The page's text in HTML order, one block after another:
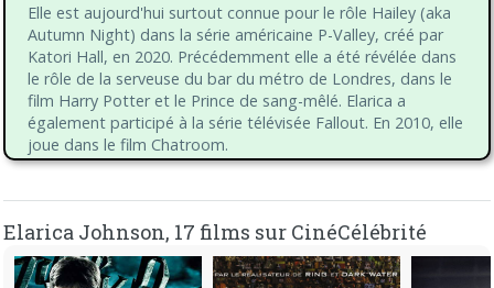
Elle est aujourd'hui surtout connue pour le rôle Hailey (aka
Autumn Night) dans la série américaine P-Valley, créé par
Katori Hall, en 2020. Précédemment elle a été révélée dans
le rôle de la serveuse du bar du métro de Londres, dans le
film Harry Potter et le Prince de sang-mêlé. Elarica a
également participé à la série télévisée Fallout. En 2010, elle
joue dans le film Chatroom.
également incarné Kylie dans « EastEnders », une serveuse
à la gare de Surbiton dans « Harry Potter et le Prince de
sang-mêlé », et Lula Landry dans la série « Strike » de 2017.
Elarica Johnson, 17 films sur CinéCélébrité